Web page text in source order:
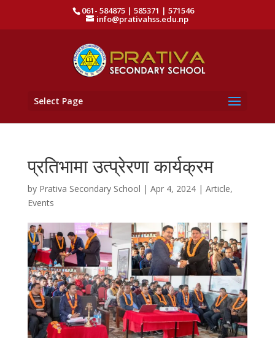
061- 584875 | 585371 | 571546
info@prativahss.edu.np
Select Page
प्रतिभामा उत्प्रेरणा कार्यक्रम
by Prativa Secondary School | Apr 4, 2024| Article,
Events